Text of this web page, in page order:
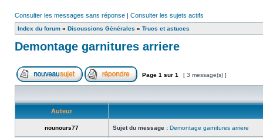
Consulter les messages sans réponse | Consulter les sujets actifs
Index du forum » Discussions Générales » Trucs et astuces
Demontage garnitures arriere
Page 1 sur 1 [ 3 message(s) ]
Auteur
nounours77 Sujet du message : Demontage garnitures arriere